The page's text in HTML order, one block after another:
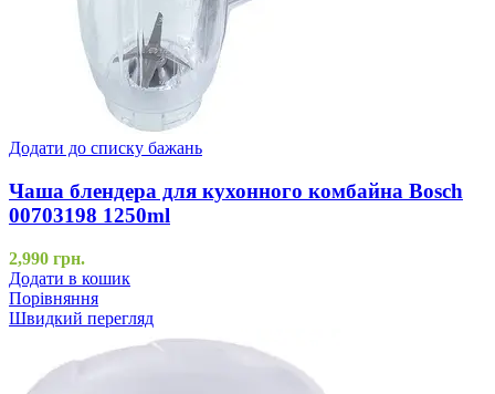
Додати до списку бажань
Чаша блендера для кухонного комбайна Bosch
00703198 1250ml
2,990 грн.
Додати в кошик
Порівняння
Швидкий перегляд